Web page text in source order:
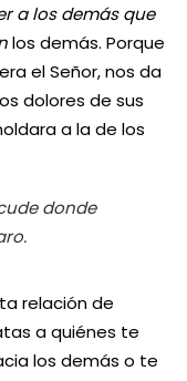
a los demás que
los demás. Porque
el Señor, nos da
dolores de sus
a la de los
donde
relación de
a quiénes te
los demás o te